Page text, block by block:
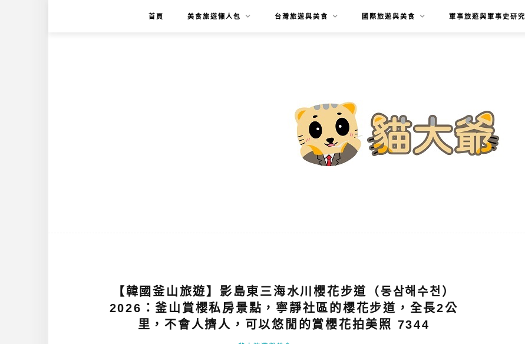
首頁 美食旅遊懶人包 台灣旅遊與美食 國際旅遊與美食 軍事旅遊與軍事史研究
【韓國釜山旅遊】影島東三海水川櫻花步道（동삼해수천）
2026：釜山賞櫻私房景點，寧靜社區的櫻花步道，全長2公
里，不會人擠人，可以悠閒的賞櫻花拍美照 7344